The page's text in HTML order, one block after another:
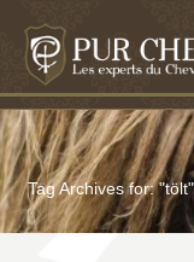
Tag Archives for: "tölt"